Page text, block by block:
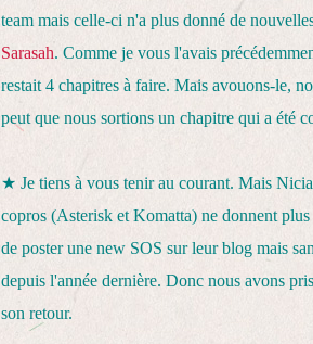
team mais celle-ci n'a plus donné de
Sarasah. Comme je vous l'avais
restait 4 chapitres à faire. Mais avouons-le,
peut que nous sortions un chapitre qui a été
★ Je tiens à vous tenir au courant. Mais
copros (Asterisk et Komatta) ne donnent
de poster une new SOS sur leur blog mais
depuis l'année dernière. Donc nous avons
son retour.